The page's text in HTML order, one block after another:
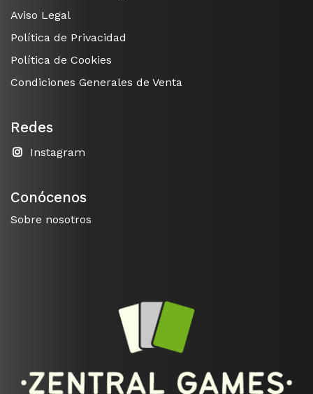
Aviso Legal
Política de Privacidad
Política de Cookies
Condiciones Generales de Venta
Redes
Instagram
Conócenos
Sobre nosotros